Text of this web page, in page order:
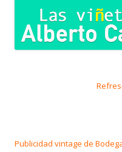
Publicidad vintage de